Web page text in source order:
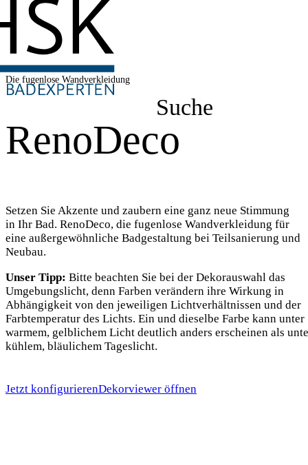
Suche
Die fugenlose Wandverkleidung
RenoDeco
Setzen Sie Akzente und zaubern eine ganz neue Stimmung
in Ihr Bad. RenoDeco, die fugenlose Wandverkleidung für
eine außergewöhnliche Badgestaltung bei Teilsanierung und
Neubau.
Unser Tipp: Bitte beachten Sie bei der Dekorauswahl das
Umgebungslicht, denn Farben verändern ihre Wirkung in
Abhängigkeit von den jeweiligen Lichtverhältnissen und der
Farbtemperatur des Lichts. Ein und dieselbe Farbe kann unter
warmem, gelblichem Licht deutlich anders erscheinen als
kühlem, bläulichem Tageslicht.
Jetzt konfigurierenDekorviewer öffnen